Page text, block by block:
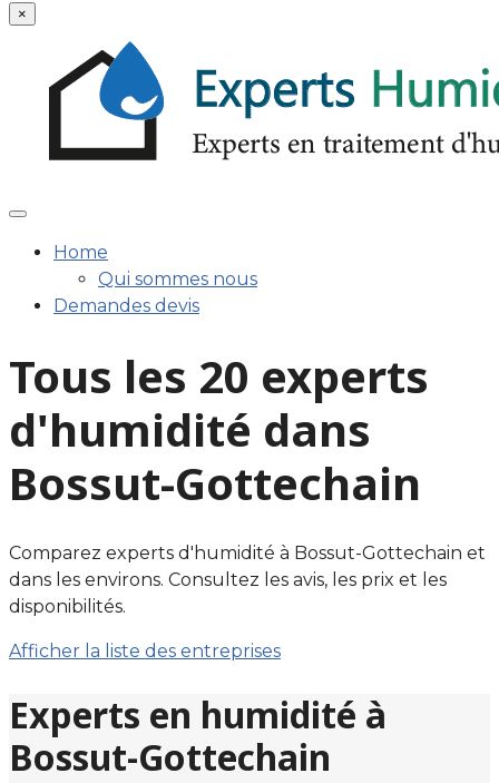
×
Home
Qui sommes nous
Demandes devis
Tous les 20 experts
d'humidité dans
Bossut-Gottechain
Comparez experts d'humidité à Bossut-Gottechain et
dans les environs. Consultez les avis, les prix et les
disponibilités.
Afficher la liste des entreprises
Experts en humidité à
Bossut-Gottechain